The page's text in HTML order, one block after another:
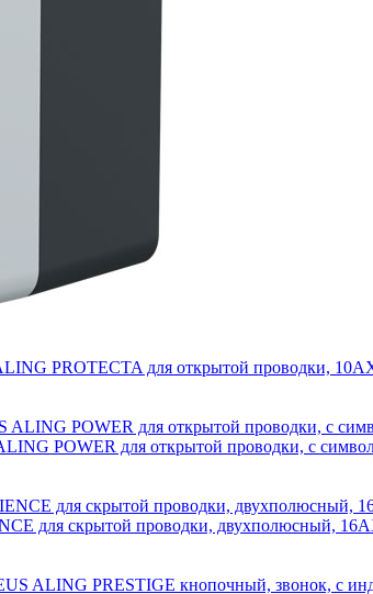
PROTECTA для открытой проводки,
POWER для открытой проводки, с
для скрытой проводки, двухполюсный,